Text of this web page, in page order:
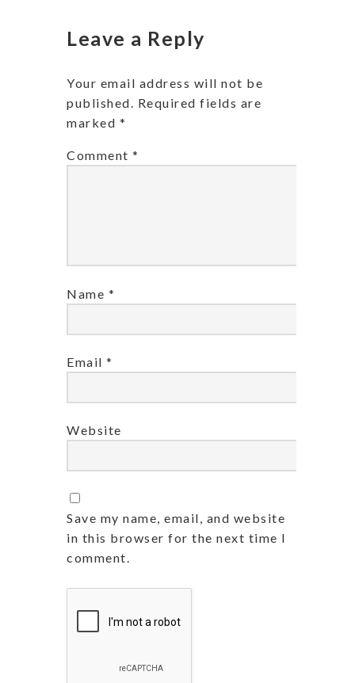
Leave a Reply
Your email address will not be
published. Required fields are
marked *
Comment *
Name *
Email *
Website
Save my name, email, and website
in this browser for the next time I
comment.